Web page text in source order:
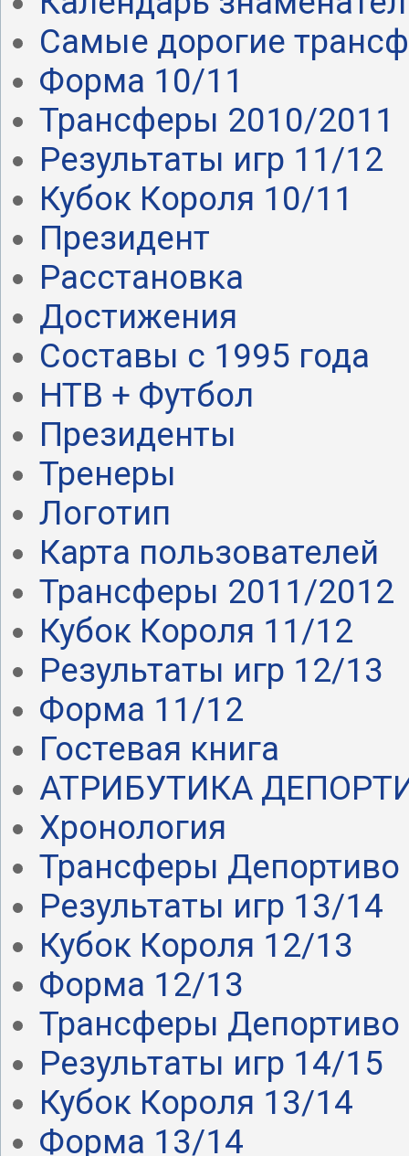
Самые дорогие
Форма 10/11
Трансферы 2010/2011
Результаты игр 11/12
Кубок Короля 10/11
Президент
Расстановка
Достижения
Составы с 1995 года
НТВ + Футбол
Президенты
Тренеры
Логотип
Карта пользователей
Трансферы 2011/2012
Кубок Короля 11/12
Результаты игр 12/13
Форма 11/12
Гостевая книга
АТРИБУТИКА
Хронология
Трансферы Депортиво
Результаты игр 13/14
Кубок Короля 12/13
Форма 12/13
Трансферы Депортиво
Результаты игр 14/15
Кубок Короля 13/14
Форма 13/14